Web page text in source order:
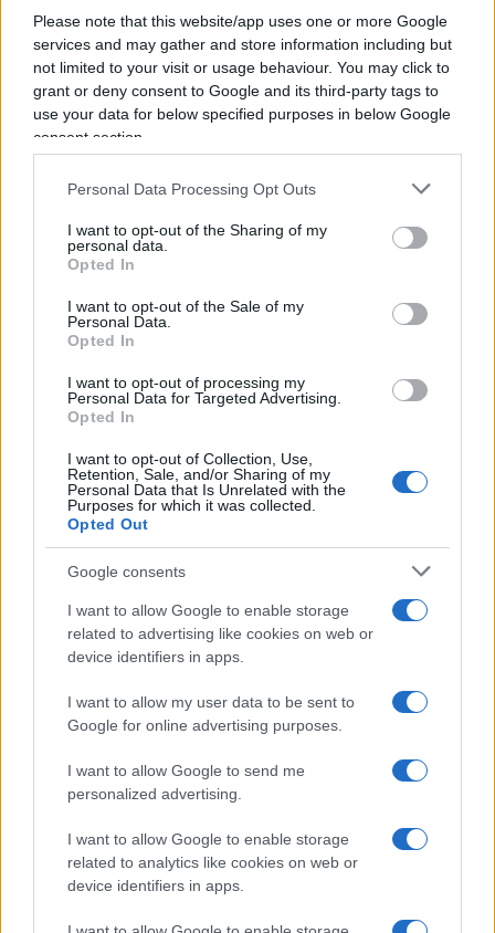
Please note that this website/app uses one or more Google
services and may gather and store information including but
not limited to your visit or usage behaviour. You may click to
grant or deny consent to Google and its third-party tags to
use your data for below specified purposes in below Google
consent section.
Personal Data Processing Opt Outs
I want to opt-out of the Sharing of my
personal data.
Opted In
I want to opt-out of the Sale of my
Personal Data.
Opted In
I want to opt-out of processing my
Personal Data for Targeted Advertising.
Opted In
I want to opt-out of Collection, Use,
Retention, Sale, and/or Sharing of my
Personal Data that Is Unrelated with the
Purposes for which it was collected.
Opted Out
Google consents
I want to allow Google to enable storage
related to advertising like cookies on web or
device identifiers in apps.
I want to allow my user data to be sent to
Google for online advertising purposes.
I want to allow Google to send me
personalized advertising.
I want to allow Google to enable storage
related to analytics like cookies on web or
device identifiers in apps.
imposto politiche rigide di rientro in presenza
hanno registrato unturnover superiore del 13%
rispetto alle organizzazioni più flessibili.
Non solo. Circal’80% delle aziendeche hanno
eliminato o fortemente ridotto il lavoro da remoto
ha ammesso di aver perso competenze e
professionalità difficili da sostituire. I lavoratori
maggiormente penalizzati risultano essere quelli
con maggiori responsabilità familiari, come
neogenitori e caregiver, per i quali la flessibilità
semplice beneficio.
La situazione italiana resta
diversa
Il mercato italiano parte da numeri decisamente
inferiori rispetto agli Stati Uniti. Secondo i dati
2025 dell’Osservatorio Smart Working del
Politecnico di Milano , i lavoratori che operano
almeno in parte da remoto sono circa
3,57
milioni, con una crescita limitata allo
rispetto all’anno precedente.
La quota di chi lavora da remoto per almeno metà
della settimana raggiunge appena il4,4%, contro
una media europea del9%
Inoltre, lo smart working resta concentrato